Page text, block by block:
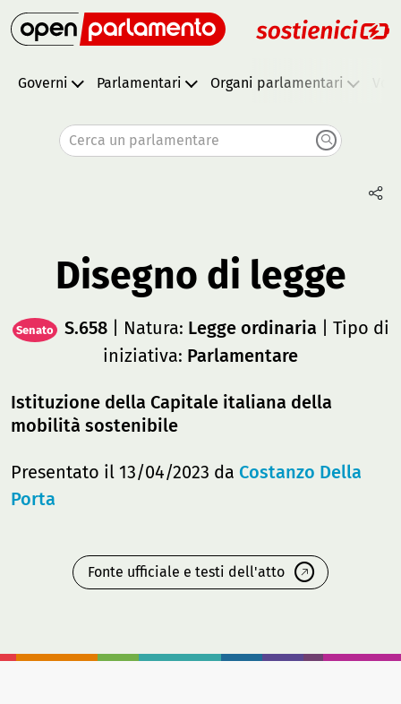
Governi Parlamentari Organi parlamentari
Cerca un parlamentare
Disegno di legge
Senato S.658| Natura: Legge ordinaria | Tipo di
iniziativa: Parlamentare
Istituzione della Capitale italiana della
mobilità sostenibile
Presentato il 13/04/2023 da Costanzo Della
Porta
Fonte ufficiale e testi dell'atto